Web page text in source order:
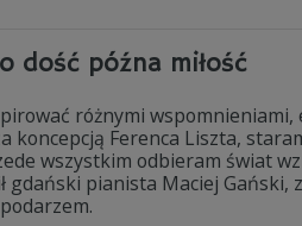
dość późna miłość
różnymi wspomnieniami,
koncepcją Ferenca Liszta,
wszystkim odbieram świat
pianista Maciej Gański,